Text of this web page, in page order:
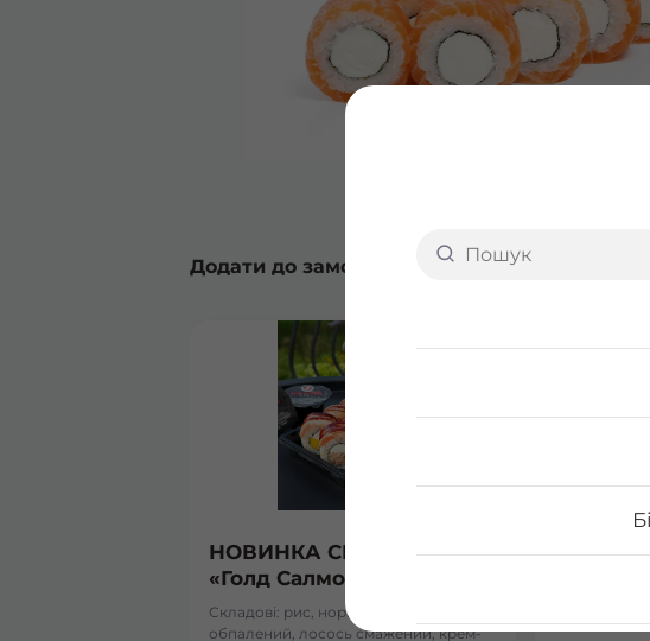
Додати до замовлення
НОВИНКА СЕРПНЯ Рол
«Голд Салмон»
Складові: рис, норі, лосось
обпалений, лосось смажений, крем-
Вода